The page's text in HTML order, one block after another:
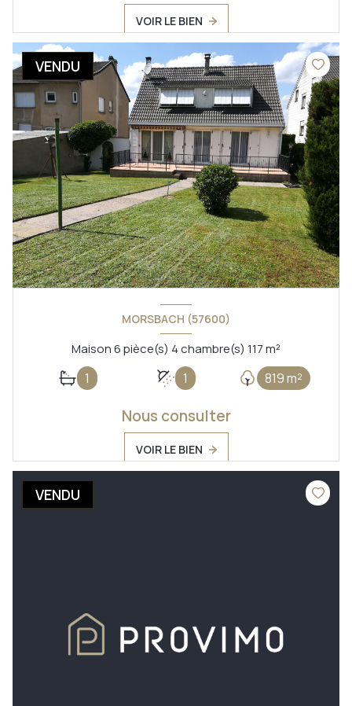
VOIR LE BIEN
VENDU
MORSBACH (57600)
Maison 6 pièce(s) 4 chambre(s) 117 m²
1 1 819 m²
Nous consulter
VOIR LE BIEN
VENDU